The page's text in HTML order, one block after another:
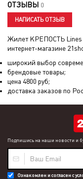
ОТЗЫВЫ 0
НАПИСАТЬ ОТЗЫВ
Жилет КРЕПОСТЬ Lines
интернет-магазине
широкий выбор
брендовые товары;
цена 4800 руб;
доставка заказов по
Подпишись на наши новости и
Ознакомлен и согласен с